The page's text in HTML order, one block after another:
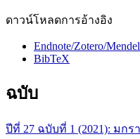
ดาวน์โหลดการอ้างอิง
Endnote/Zotero/
BibTeX
ฉบับ
ปีที่ 27 ฉบับที่ 1 (2021): มก